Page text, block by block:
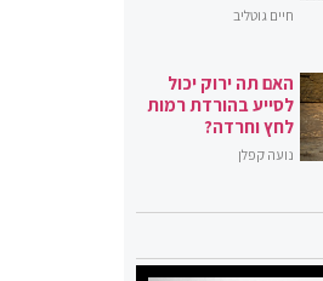
חיים גוטליב
האם תה ירוק יכול
לסייע בהורדת רמות
לחץ וחרדה?
נועה קפלן